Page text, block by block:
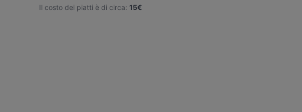
Il costo dei piatti è di circa: 15€